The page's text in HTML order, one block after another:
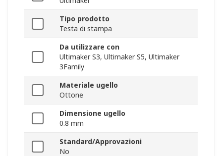
Tipo prodotto
Testa di stampa
Da utilizzare con
Ultimaker S3, Ultimaker S5, Ultimaker
3Family
Materiale ugello
Ottone
Dimensione ugello
0.8 mm
Standard/Approvazioni
No